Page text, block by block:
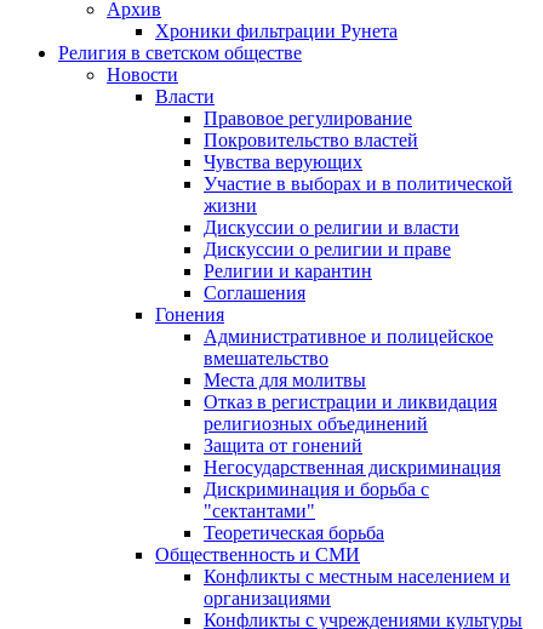
Архив
Хроники фильтрации Рунета
Религия в светском обществе
Новости
Власти
Правовое регулирование
Покровительство властей
Чувства верующих
Участие в выборах и в политической
жизни
Дискуссии о религии и власти
Дискуссии о религии и праве
Религии и карантин
Соглашения
Гонения
Административное и полицейское
вмешательство
Места для молитвы
Отказ в регистрации и ликвидация
религиозных объединений
Защита от гонений
Негосударственная дискриминация
Дискриминация и борьба с
"сектантами"
Теоретическая борьба
Общественность и СМИ
Конфликты с местным населением и
организациями
Конфликты с учреждениями культуры